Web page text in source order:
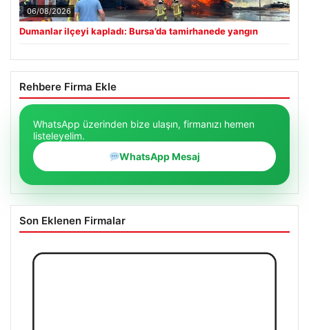
06/08/2026
Dumanlar ilçeyi kapladı: Bursa’da tamirhanede yangın
Rehbere Firma Ekle
WhatsApp üzerinden bize ulaşın, firmanızı hemen
listeleyelim.
WhatsApp Mesaj
Son Eklenen Firmalar